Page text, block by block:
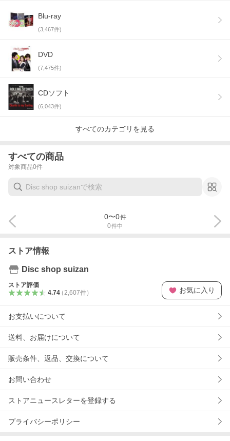
Blu-ray
(3,467件)
DVD
(7,475件)
CDソフト
(6,043件)
すべてのカテゴリを見る
すべての商品
対象商品0件
0件中
0〜0件
ストア情報
Disc shop suizan
ストア評価
4.74（2,607件） お気に入り
お支払いについて
送料、お届けについて
販売条件、返品、交換について
お問い合わせ
ストアニュースレターを登録する
プライバシーポリシー